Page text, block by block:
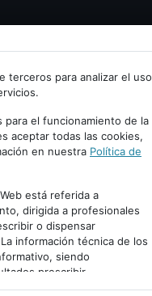
Cancelar
terceros para analizar el uso
para el funcionamiento de la
aceptar todas las cookies,
en nuestra Política de
está referida a
dirigida a profesionales
o dispensar
información técnica de los
siendo
prescribir
el tratamiento más